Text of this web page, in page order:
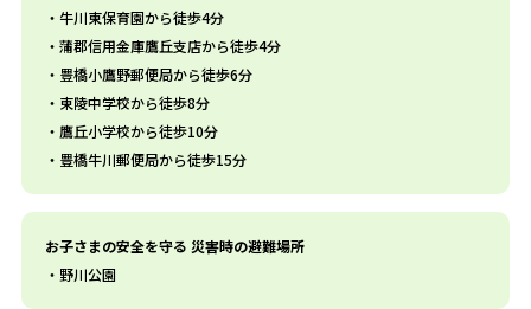
牛川東保育園から徒歩4分
蒲郡信用金庫鷹丘支店から徒歩4分
豊橋小鷹野郵便局から徒歩6分
東陵中学校から徒歩8分
鷹丘小学校から徒歩10分
豊橋牛川郵便局から徒歩15分
お子さまの安全を守る 災害時の避難場所
野川公園